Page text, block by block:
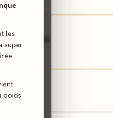
les
super
poids